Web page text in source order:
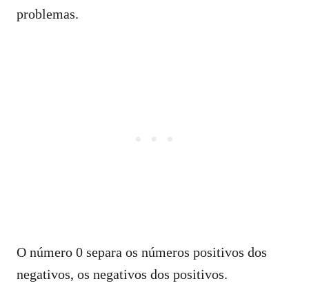
problemas.
O número 0 separa os números positivos dos
negativos, os negativos dos positivos.